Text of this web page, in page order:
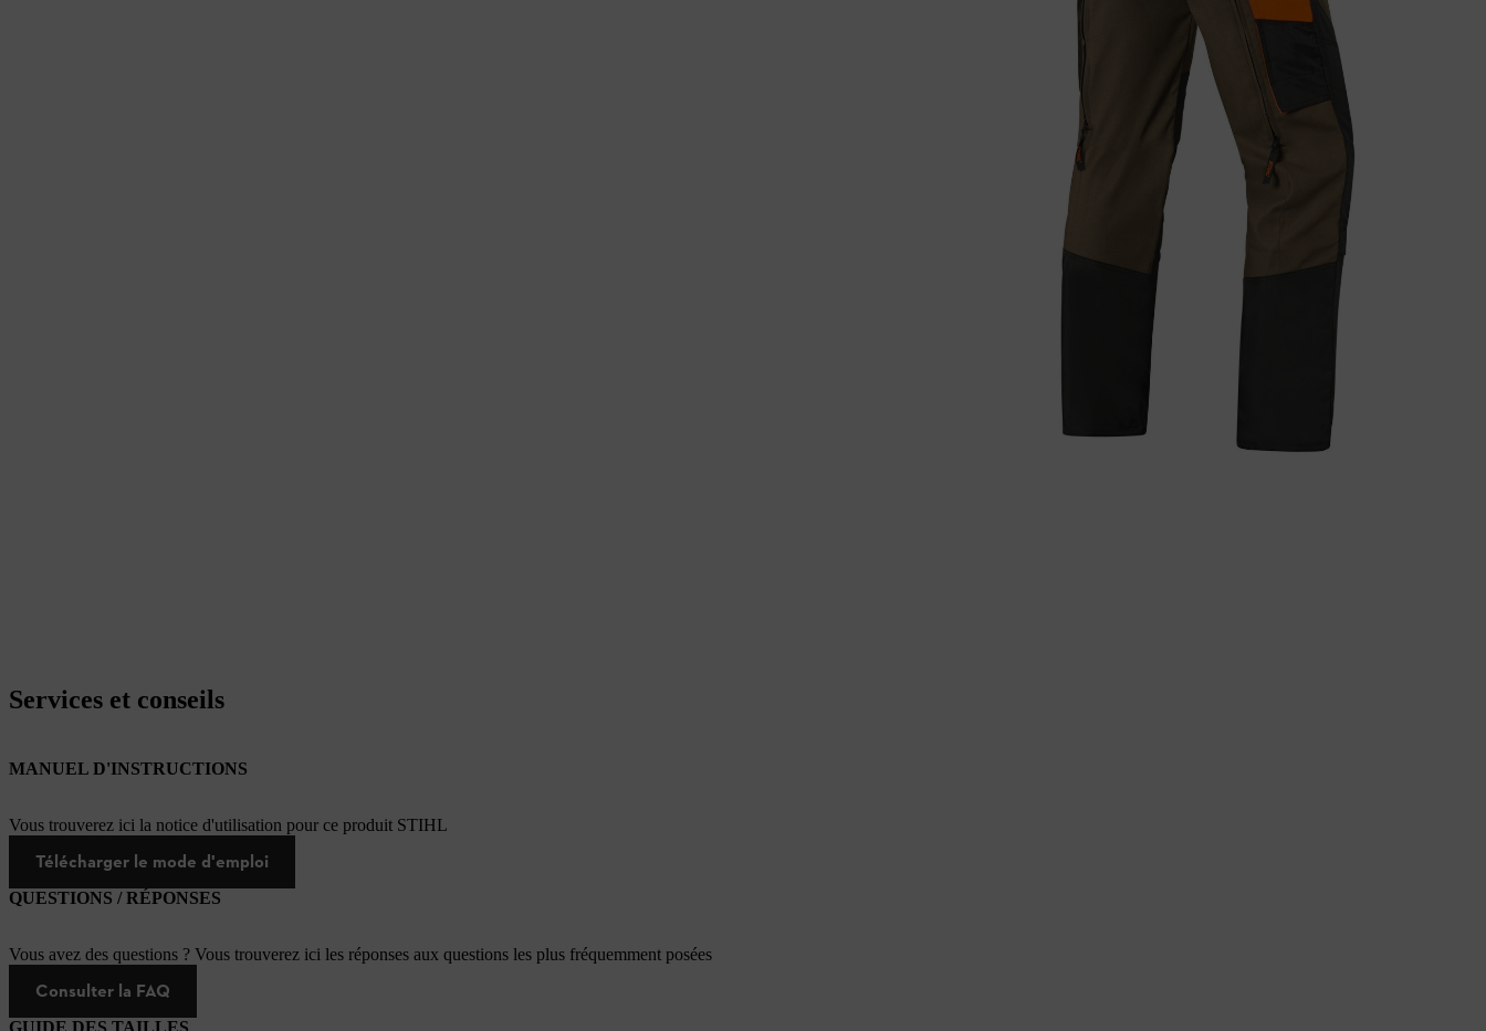
Services et conseils
MANUEL D'INSTRUCTIONS
Vous trouverez ici la notice d'utilisation pour ce produit STIHL
Télécharger le mode d'emploi
QUESTIONS / RÉPONSES
Vous avez des questions ? Vous trouverez ici les réponses aux questions les plus fréquemment posées
Consulter la FAQ